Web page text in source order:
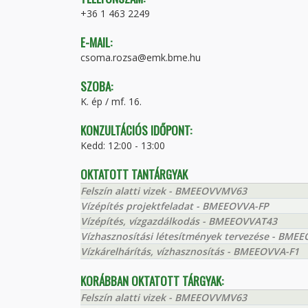
+36 1 463 2249
E-MAIL:
csoma.rozsa@emk.bme.hu
SZOBA:
K. ép / mf. 16.
KONZULTÁCIÓS IDŐPONT:
Kedd: 12:00 - 13:00
OKTATOTT TANTÁRGYAK
Felszín alatti vizek - BMEEOVVMV63
Vízépítés projektfeladat - BMEEOVVA-FP
Vízépítés, vízgazdálkodás - BMEEOVVAT43
Vízhasznosítási létesítmények tervezése -
Vízkárelhárítás, vízhasznosítás - BMEEOVVA-F1
KORÁBBAN OKTATOTT TÁRGYAK:
Felszín alatti vizek - BMEEOVVMV63